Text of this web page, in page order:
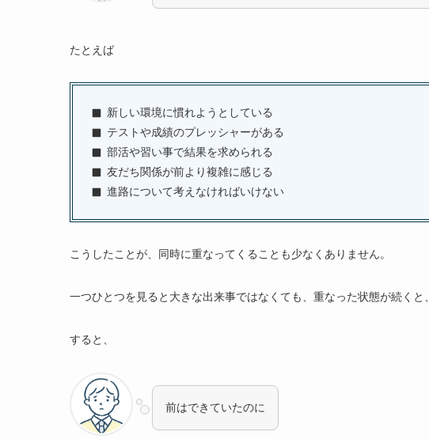
たとえば
新しい環境に慣れようとしている
テストや成績のプレッシャーがある
部活や習い事で結果を求められる
友だち関係が前より複雑に感じる
進路について考えなければいけない
こうしたことが、同時に重なってくることも少なくありません。
一つひとつを見ると大きな出来事ではなくても、重なった状態が続くと
すると、
前はできていたのに